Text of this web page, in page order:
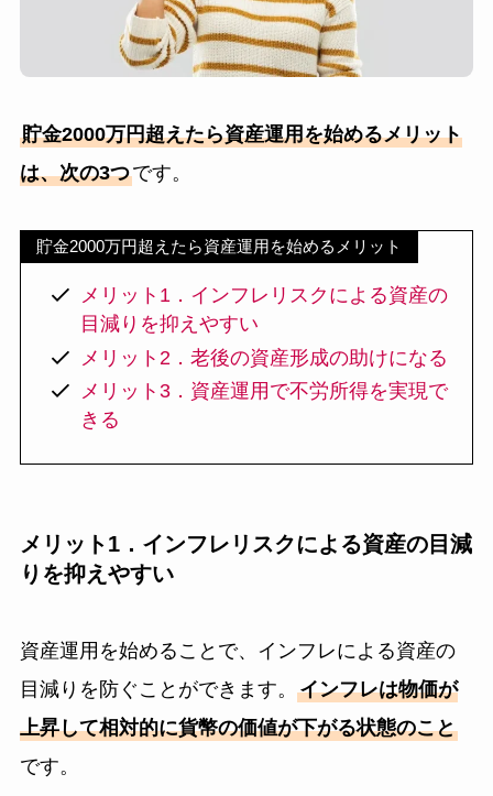
貯金2000万円超えたら資産運用を始めるメリット
は、次の3つです。
貯金2000万円超えたら資産運用を始めるメリット
メリット1．インフレリスクによる資産の
目減りを抑えやすい
メリット2．老後の資産形成の助けになる
メリット3．資産運用で不労所得を実現で
きる
メリット1．インフレリスクによる資産の目減
りを抑えやすい
資産運用を始めることで、インフレによる資産の
目減りを防ぐことができます。 インフレは物価が
上昇して相対的に貨幣の価値が下がる状態のこと
です。